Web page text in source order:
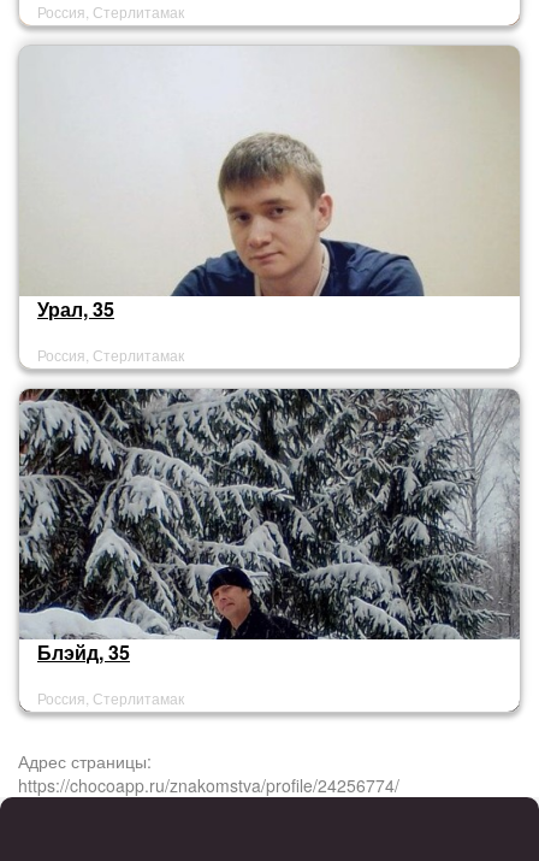
Россия, Стерлитамак
Урал, 35
Россия, Стерлитамак
Блэйд, 35
Россия, Стерлитамак
Адрес страницы:
https://chocoapp.ru/znakomstva/profile/24256774/